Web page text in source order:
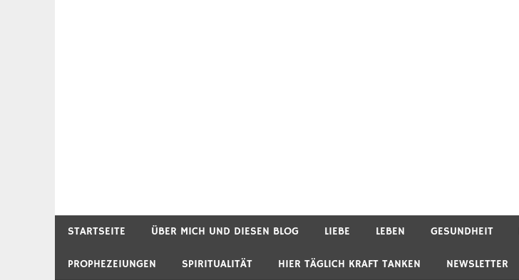
STARTSEITE ÜBER MICH UND DIESEN BLOG LIEBE LEBEN GESUNDHEIT
PROPHEZEIUNGEN SPIRITUALITÄT HIER TÄGLICH KRAFT TANKEN NEWSLETTER